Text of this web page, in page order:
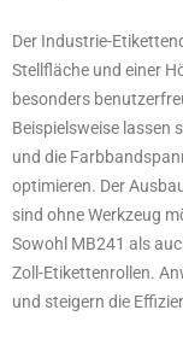
Der Industrie-
Stellfläche und einer
besonders
Beispielsweise lassen
und die
optimieren. Der
sind ohne Werkzeug
Sowohl MB241 als
Zoll-Etikettenrollen.
und steigern die